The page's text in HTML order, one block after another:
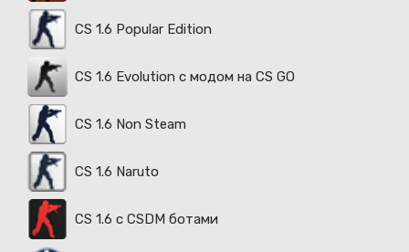
CS 1.6 Popular Edition
CS 1.6 Evolution с модом на CS GO
CS 1.6 Non Steam
CS 1.6 Naruto
CS 1.6 с CSDM ботами